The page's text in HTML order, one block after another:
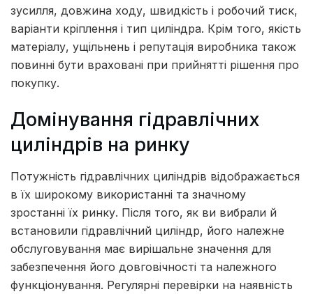
зусилля, довжина ходу, швидкість і робочий тиск,
варіанти кріплення і тип циліндра. Крім того, якість
матеріалу, ущільнень і репутація виробника також
повинні бути враховані при прийнятті рішення про
покупку.
Домінування гідравлічних
циліндрів на ринку
Потужність гідравлічних циліндрів відображається
в їх широкому використанні та значному
зростанні їх ринку. Після того, як ви вибрали й
встановили гідравлічний циліндр, його належне
обслуговування має вирішальне значення для
забезпечення його довговічності та належного
функціонування. Регулярні перевірки на наявність